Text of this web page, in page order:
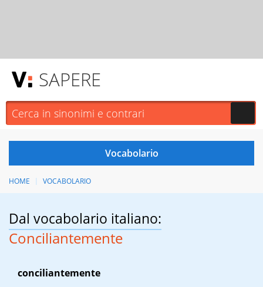
SAPERE
HOME VOCABOLARIO
Dal vocabolario italiano:
Conciliantemente
conciliantemente